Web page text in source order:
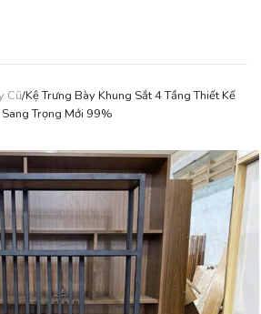
Cũ/Kệ Trưng Bày Khung Sắt 4 Tầng Thiết Kế
Sang Trọng Mới 99%